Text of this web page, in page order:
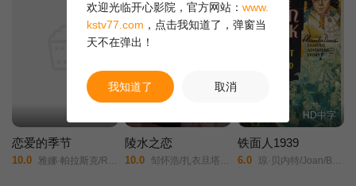
恋爱的季节
10.0 雅娜·帕拉斯克/Roman Knizka/
陵水之恋
10.0 邹怀浩/扎衣旦塔依尔/
HD中字
铁面人1939
6.0 琼·贝内特/Joan/Bennett/路易斯·海沃德/Louis/Hayward/华伦·威廉/约瑟夫·希尔德克劳特/
欢迎光临开心影院，官方网站： www.
kstv77.com ，点击我知道了，弹窗当
天不在弹出！
我知道了 取消